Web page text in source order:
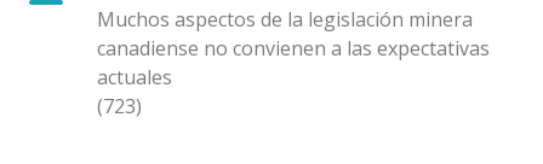
Muchos aspectos de la legislación minera
canadiense no convienen a las expectativas
actuales
(723)